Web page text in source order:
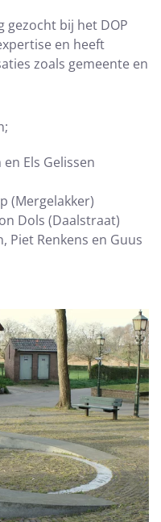
gezocht bij het DOP
en heeft
zoals gemeente en
Els Gelissen
(Mergelakker)
Dols (Daalstraat)
Piet Renkens en Guus